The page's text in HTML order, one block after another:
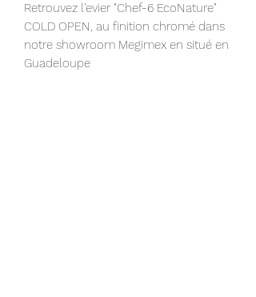
Retrouvez l'evier "Chef-6 EcoNature"
COLD OPEN, au finition chromé dans
notre showroom Megimex en situé en
Guadeloupe